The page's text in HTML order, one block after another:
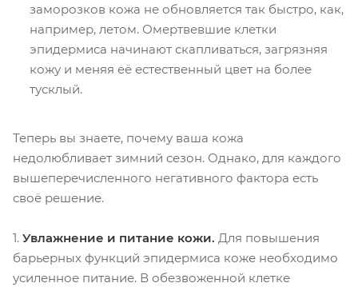
заморозков кожа не обновляется так быстро, как,
например, летом. Омертвевшие клетки
эпидермиса начинают скапливаться, загрязняя
кожу и меняя её естественный цвет на более
тусклый.
Теперь вы знаете, почему ваша кожа
недолюбливает зимний сезон. Однако, для каждого
вышеперечисленного негативного фактора есть
своё решение.
1. Увлажнение и питание кожи. Для повышения
барьерных функций эпидермиса коже необходимо
усиленное питание. В обезвоженной клетке